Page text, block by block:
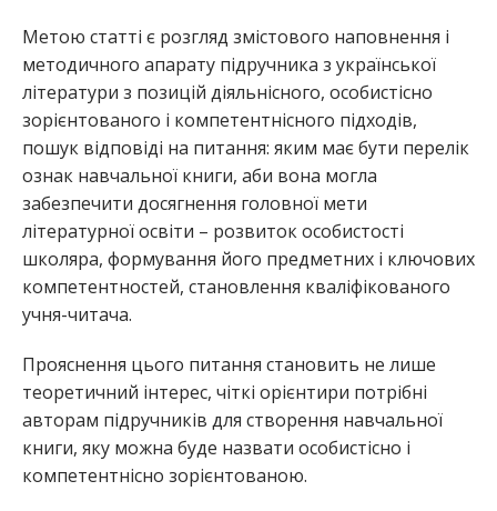
Метою статті є розгляд змістового наповнення і
методичного апарату підручника з української
літератури з позицій діяльнісного, особистісно
зорієнтованого і компетентнісного підходів,
пошук відповіді на питання: яким має бути перелік
ознак навчальної книги, аби вона могла
забезпечити досягнення головної мети
літературної освіти – розвиток особистості
школяра, формування його предметних і ключових
компетентностей, становлення кваліфікованого
учня-читача.
Прояснення цього питання становить не лише
теоретичний інтерес, чіткі орієнтири потрібні
авторам підручників для створення навчальної
книги, яку можна буде назвати особистісно і
компетентнісно зорієнтованою.